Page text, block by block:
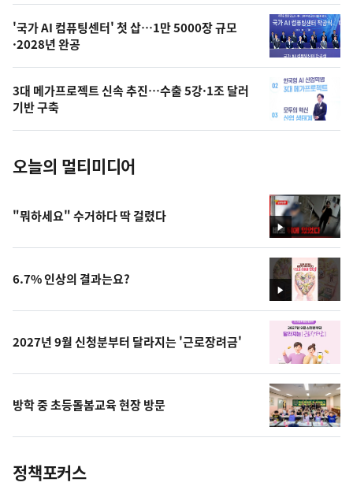
오
늘
사
진
'국가 AI 컴퓨팅센터' 첫 삽…1만 5000장 규모
·2028년 완공
3대 메가프로젝트 신속 추진…수출 5강·1조 달러
기반 구축
오늘의 멀티미디어
영
상
"뭐하세요" 수거하다 딱 걸렸다
영
상
6.7% 인상의 결과는요?
2027년 9월 신청분부터 달라지는 '근로장려금'
방학 중 초등돌봄교육 현장 방문
정책포커스